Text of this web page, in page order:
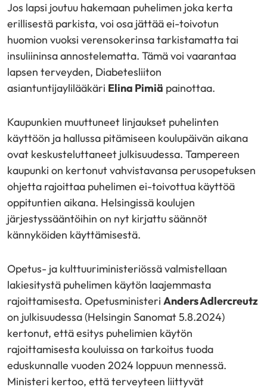
Jos lapsi joutuu hakemaan puhelimen joka kerta
erillisestä parkista, voi osa jättää ei-toivotun
huomion vuoksi verensokerinsa tarkistamatta tai
insuliininsa annostelematta. Tämä voi vaarantaa
lapsen terveyden, Diabetesliiton
asiantuntijaylilääkäri Elina Pimiä painottaa.
Kaupunkien muuttuneet linjaukset puhelinten
käyttöön ja hallussa pitämiseen koulupäivän aikana
ovat keskusteluttaneet julkisuudessa. Tampereen
kaupunki on kertonut vahvistavansa perusopetuksen
ohjetta rajoittaa puhelimen ei-toivottua käyttöä
oppituntien aikana. Helsingissä koulujen
järjestyssääntöihin on nyt kirjattu säännöt
kännyköiden käyttämisestä.
Opetus- ja kulttuuriministeriössä valmistellaan
lakiesitystä puhelimen käytön laajemmasta
rajoittamisesta. Opetusministeri Anders Adlercreutz
on julkisuudessa (Helsingin Sanomat 5.8.2024)
kertonut, että esitys puhelimien käytön
rajoittamisesta kouluissa on tarkoitus tuoda
eduskunnalle vuoden 2024 loppuun mennessä.
Ministeri kertoo, että terveyteen liittyvät